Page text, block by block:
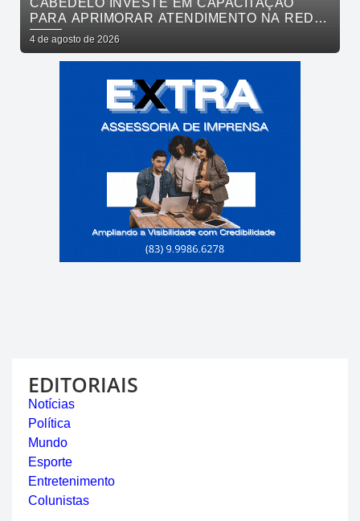
CABEDELO INVESTE EM CAPACITAÇÃO
PARA APRIMORAR ATENDIMENTO NA REDE
DE BARES E RESTAURANTES
4 de agosto de 2026
EDITORIAIS
Notícias
Política
Mundo
Esporte
Entretenimento
Colunistas